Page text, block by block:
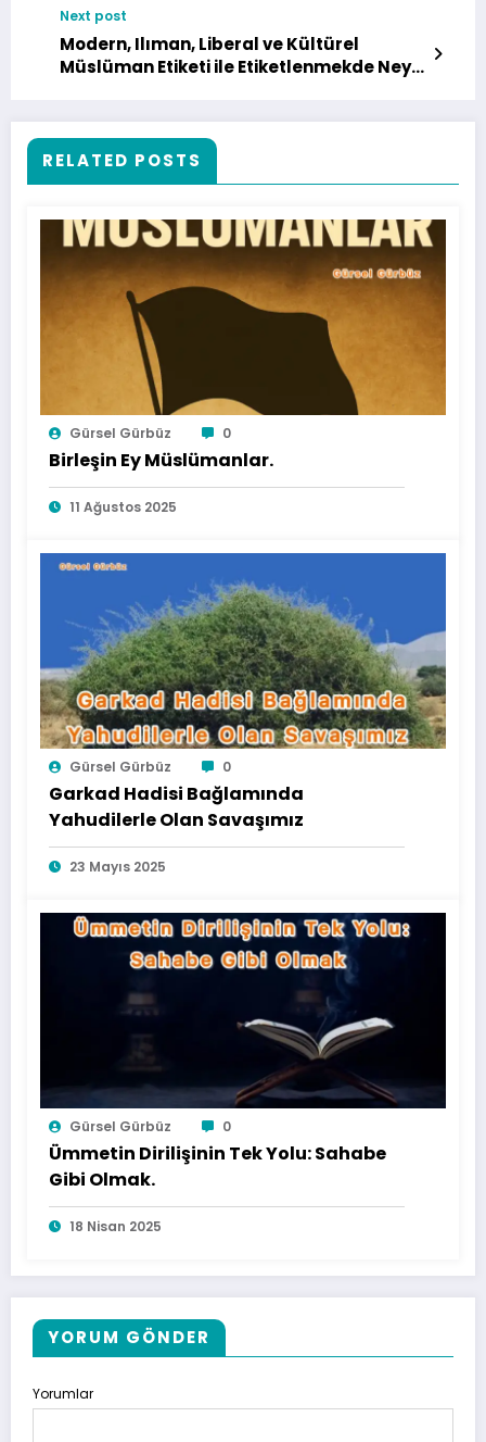
Next post
Modern, Ilıman, Liberal ve Kültürel
Müslüman Etiketi ile Etiketlenmekde Neyin
RELATED POSTS
Gürsel Gürbüz 0
Birleşin Ey Müslümanlar.
11 Ağustos 2025
Gürsel Gürbüz 0
Garkad Hadisi Bağlamında
Yahudilerle Olan Savaşımız
23 Mayıs 2025
Gürsel Gürbüz 0
Ümmetin Dirilişinin Tek Yolu: Sahabe
Gibi Olmak.
18 Nisan 2025
YORUM GÖNDER
Yorumlar